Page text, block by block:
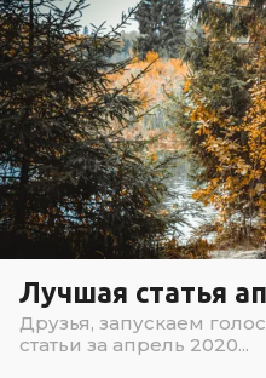
Лучшая статья
Друзья, запускаем
статьи за апрель 2020...